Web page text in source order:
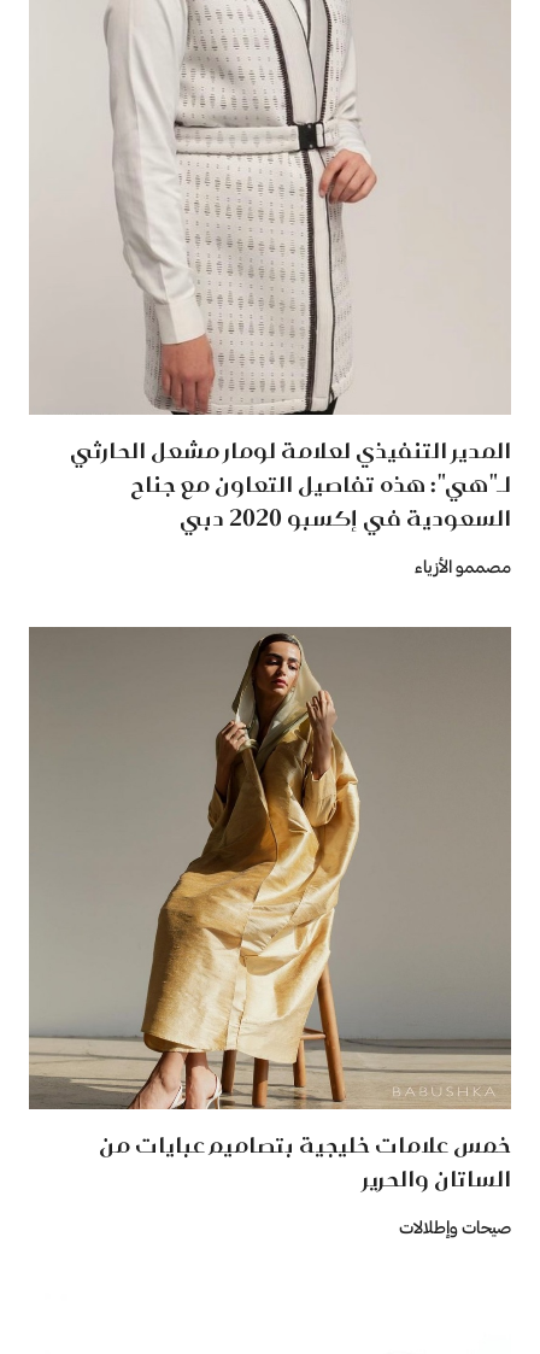
المدير التنفيذي لعلامة لومار مشعل الحارثي
لـ"هي": هذه تفاصيل التعاون مع جناح
السعودية في إكسبو 2020 دبي
مصممو الأزياء
خمس علامات خليجية بتصاميم عبايات من
الساتان والحرير
صيحات وإطلالات